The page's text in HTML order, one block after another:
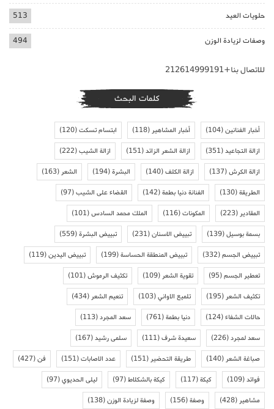
حلويات العيد 513
وصفات لزيادة الوزن 494
للاتصال بنا+212614999191
كلمات البحث
أخبار الفنانين(104) أخبار المشاهير(118) ابتسام تسكت(120)
ازالة التجاعيد(351) ازالة الشعر الزائد(151) ازالة الشيب(222)
ازالة الكرش(137) ازالة الكلف(140) البشرة(194) الشعر(163)
الطريقة(130) الفنانة دنيا بطمة(142) القضاء على الشيب(97)
المقادير(223) المكونات(116) الملك محمد السادس(101)
بسمة بوسيل(139) تبييض الاسنان(231) تبييض البشرة(559)
تبييض الجسم(332) تبييض المنطقة الحساسة(199) تبييض اليدين(119)
تعطير الجسم(95) تقوية الشعر(109) تكثيف الرموش(101)
تكثيف الشعر(195) تلميع الاواني(103) تنعيم الشعر(434)
حالات الشفاء(124) دنيا بطمة(761) سعد المجرد(113)
سعد لمجرد(226) سعيدة شرف(111) سلمى رشيد(167)
صباغة الشعر(140) طريقة التحضير(151) عدد الاصابات(151) فن(427)
فوائد(109) كيكة(117) كيكة بالشكلاط(97) ليلى الحديوي(97)
مشاهير(428) وصفة(156) وصفة لزيادة الوزن(138)